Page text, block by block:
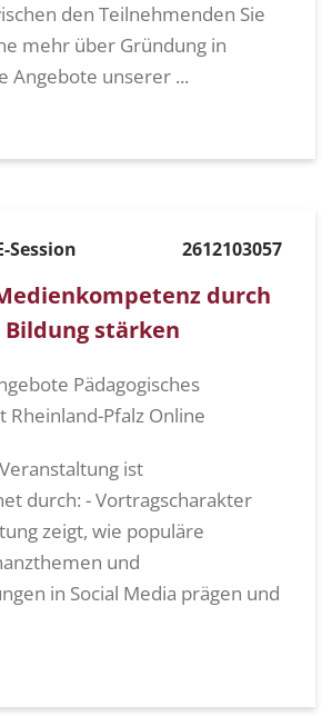
den Teilnehmenden Sie
mehr über Gründung in
Angebote unserer ...
Session 2612103057
durch
stärken
Pädagogisches
Rheinland-Pfalz Online
ist
durch: - Vortragscharakter
zeigt, wie populäre
und
in Social Media prägen und